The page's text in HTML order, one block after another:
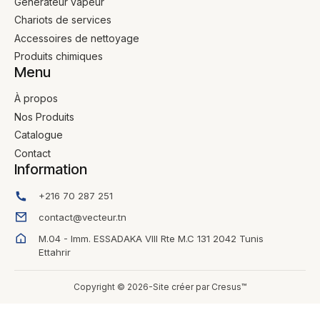
Chariots de services
Accessoires de nettoyage
Produits chimiques
Menu
À propos
Nos Produits
Catalogue
Contact
Information
+216 70 287 251
contact@vecteur.tn
M.04 - Imm. ESSADAKA VIII Rte M.C 131 2042 Tunis
Ettahrir
Copyright © 2026-Site créer par Cresus™